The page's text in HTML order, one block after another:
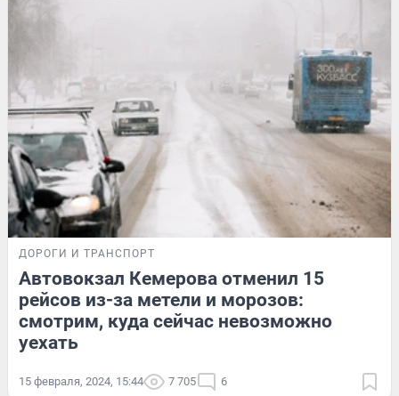
ДОРОГИ И ТРАНСПОРТ
Автовокзал Кемерова отменил 15
рейсов из-за метели и морозов:
смотрим, куда сейчас невозможно
уехать
15 февраля, 2024, 15:44 7 705 6